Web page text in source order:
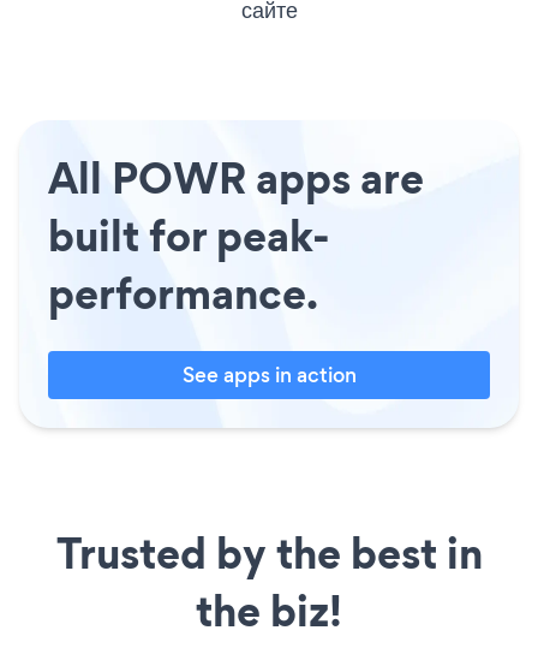
сайте
All POWR apps are
built for peak-
performance.
See apps in action
Trusted by the best in
the biz!